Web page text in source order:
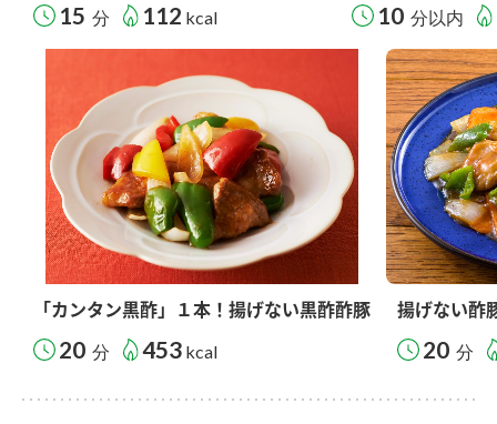
15 分 112 kcal 10 分以内
「カンタン黒酢」１本！揚げない黒酢酢豚
20 分 453 kcal
揚げない酢
20 分